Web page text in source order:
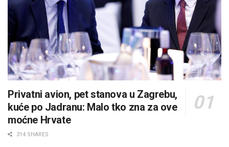
Privatni avion, pet stanova u Zagrebu,
kuće po Jadranu: Malo tko zna za ove
moćne Hrvate
314 SHARES